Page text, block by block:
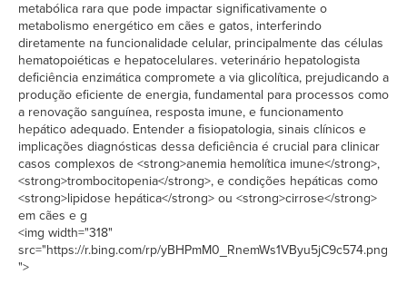
metabólica rara que pode impactar significativamente o
metabolismo energético em cães e gatos, interferindo
diretamente na funcionalidade celular, principalmente das células
hematopoiéticas e hepatocelulares. veterinário hepatologista
deficiência enzimática compromete a via glicolítica, prejudicando a
produção eficiente de energia, fundamental para processos como
a renovação sanguínea, resposta imune, e funcionamento
hepático adequado. Entender a fisiopatologia, sinais clínicos e
implicações diagnósticas dessa deficiência é crucial para clinicar
casos complexos de <strong>anemia hemolítica imune</strong>,
<strong>trombocitopenia</strong>, e condições hepáticas como
<strong>lipidose hepática</strong> ou <strong>cirrose</strong>
em cães e g
<img width="318"
src="https://r.bing.com/rp/yBHPmM0_RnemWs1VByu5jC9c574.png
">